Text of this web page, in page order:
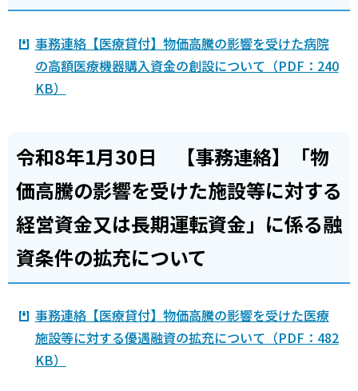
事務連絡【医療貸付】物価高騰の影響を受けた病院
の高額医療機器購入資金の創設について（PDF：240
KB）
令和8年1月30日 【事務連絡】「物
価高騰の影響を受けた施設等に対する
経営資金又は長期運転資金」に係る融
資条件の拡充について
事務連絡【医療貸付】物価高騰の影響を受けた医療
施設等に対する優遇融資の拡充について（PDF：482
KB）